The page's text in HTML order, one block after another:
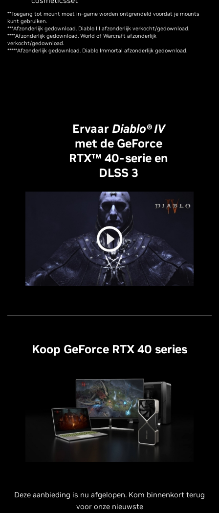
**Toegang tot mount moet in-game worden ontgrendeld voordat je mounts
kunt gebruiken.
***Afzonderlijk gedownload. Diablo III afzonderlijk verkocht/gedownload.
****Afzonderlijk gedownload. World of Warcraft afzonderlijk
verkocht/gedownload.
*****Afzonderlijk gedownload. Diablo Immortal afzonderlijk gedownload.
ErvaarDiablo® IV
met de GeForce
RTX™ 40-serie en
DLSS 3
Koop GeForce RTX 40 series
Deze aanbieding is nu afgelopen. Kom binnenkort terug
voor onze nieuwste